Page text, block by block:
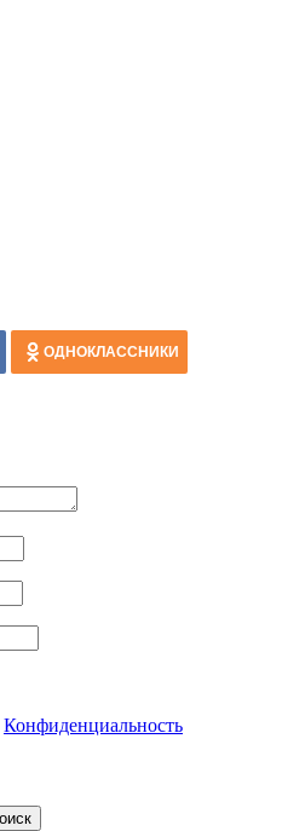
ОДНОКЛАССНИКИ
Конфиденциальность